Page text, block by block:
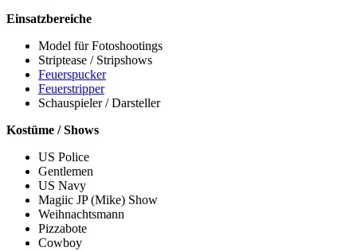
Einsatzbereiche
Model für Fotoshootings
Striptease / Stripshows
Feuerspucker
Feuerstripper
Schauspieler / Darsteller
Kostüme / Shows
US Police
Gentlemen
US Navy
Magiic JP (Mike) Show
Weihnachtsmann
Pizzabote
Cowboy